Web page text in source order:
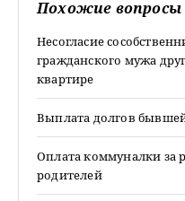
Похожие вопросы
Несогласие
гражданского мужа
квартире
Выплата долгов
Оплата коммуналки за
родителей